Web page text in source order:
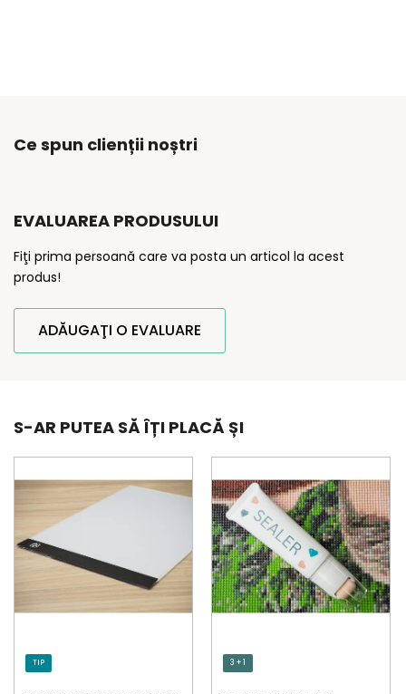
Ce spun clienții noștri
EVALUAREA PRODUSULUI
Fiţi prima persoană care va posta un articol la acest
produs!
ADĂUGAŢI O EVALUARE
S-AR PUTEA SĂ ÎȚI PLACĂ ȘI
TIP 3 + 1